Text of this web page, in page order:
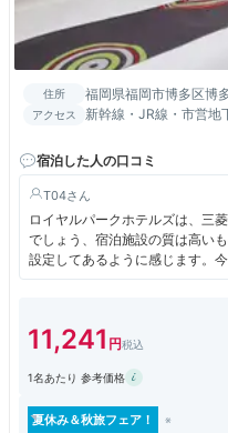
住所 福岡県福岡市博多区博
アクセス 新幹線・JR線・市営地
宿泊した人の口コミ
T04
ロイヤルパークホテルズは、三
でしょう、宿泊施設の質は高い
設定してあるように感じます。
も宿泊したのは土曜日、客室は
11,241
1名あたり 参考価格
夏休み＆秋旅フェア！